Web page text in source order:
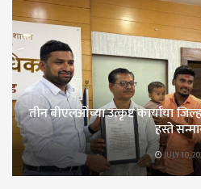
तीन बीएलओंच्या उत्कृष्ट कार्याचा
हस्ते
JULY 10,